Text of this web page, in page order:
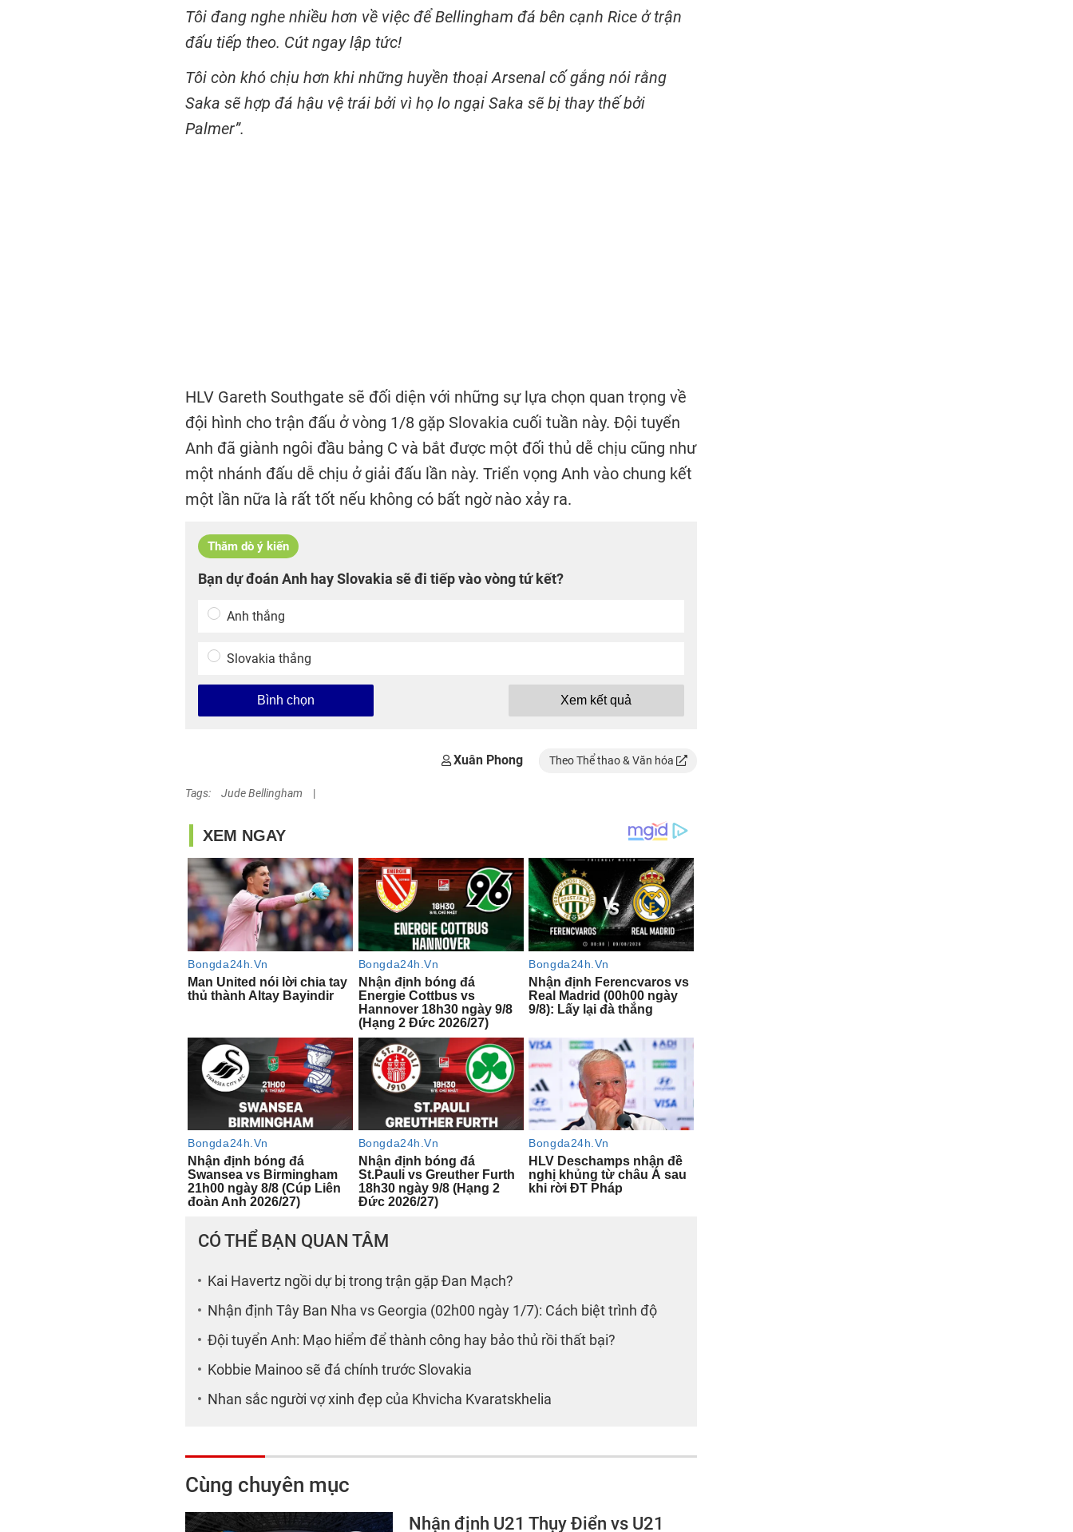
Tôi đang nghe nhiều hơn về việc để Bellingham đá bên cạnh Rice ở trận
đấu tiếp theo. Cút ngay lập tức!
Tôi còn khó chịu hơn khi những huyền thoại Arsenal cố gắng nói rằng
Saka sẽ hợp đá hậu vệ trái bởi vì họ lo ngại Saka sẽ bị thay thế bởi
Palmer”.
HLV Gareth Southgate sẽ đối diện với những sự lựa chọn quan trọng về
đội hình cho trận đấu ở vòng 1/8 gặp Slovakia cuối tuần này. Đội tuyển
Anh đã giành ngôi đầu bảng C và bắt được một đối thủ dễ chịu cũng như
một nhánh đấu dễ chịu ở giải đấu lần này. Triển vọng Anh vào chung kết
một lần nữa là rất tốt nếu không có bất ngờ nào xảy ra.
Thăm dò ý kiến
Bạn dự đoán Anh hay Slovakia sẽ đi tiếp vào vòng tứ kết?
Anh thắng
Slovakia thắng
Bình chọn Xem kết quả
Xuân Phong Theo Thể thao & Văn hóa
Tags: Jude Bellingham |
CÓ THỂ BẠN QUAN TÂM
Kai Havertz ngồi dự bị trong trận gặp Đan Mạch?
Nhận định Tây Ban Nha vs Georgia (02h00 ngày 1/7): Cách biệt trình độ
Đội tuyển Anh: Mạo hiểm để thành công hay bảo thủ rồi thất bại?
Kobbie Mainoo sẽ đá chính trước Slovakia
Nhan sắc người vợ xinh đẹp của Khvicha Kvaratskhelia
Cùng chuyên mục
Nhận định U21 Thụy Điển vs U21